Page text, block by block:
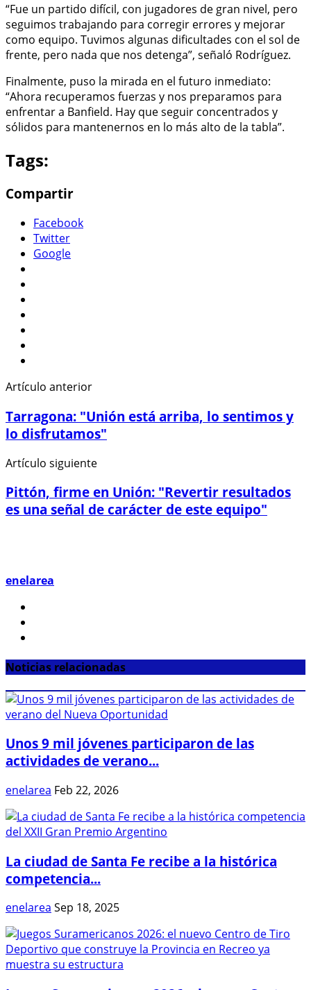
“Fue un partido difícil, con jugadores de gran nivel, pero
seguimos trabajando para corregir errores y mejorar
como equipo. Tuvimos algunas dificultades con el sol de
frente, pero nada que nos detenga”, señaló Rodríguez.
Finalmente, puso la mirada en el futuro inmediato:
“Ahora recuperamos fuerzas y nos preparamos para
enfrentar a Banfield. Hay que seguir concentrados y
sólidos para mantenernos en lo más alto de la tabla”.
Tags:
Compartir
Facebook
Twitter
Google
Artículo anterior
Tarragona: "Unión está arriba, lo sentimos y
lo disfrutamos"
Artículo siguiente
Pittón, firme en Unión: "Revertir resultados
es una señal de carácter de este equipo"
enelarea
Noticias relacionadas
Unos 9 mil jóvenes participaron de las
actividades de verano...
enelarea Feb 22, 2026
La ciudad de Santa Fe recibe a la histórica
competencia...
enelarea Sep 18, 2025